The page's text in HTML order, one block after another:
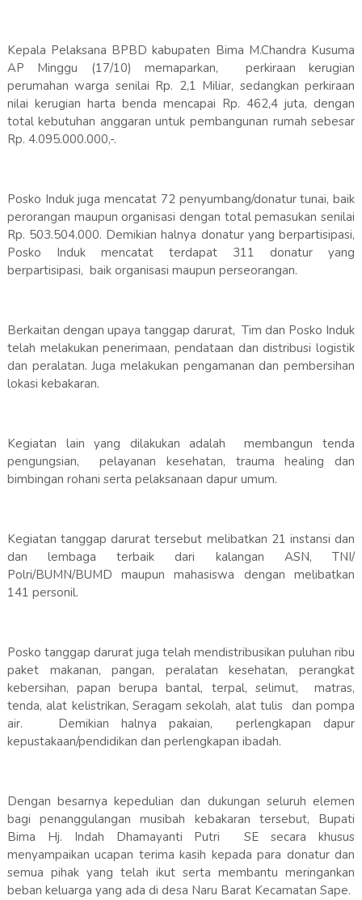
Kepala Pelaksana BPBD kabupaten Bima M.Chandra Kusuma
AP Minggu (17/10) memaparkan, perkiraan kerugian
perumahan warga senilai Rp. 2,1 Miliar, sedangkan perkiraan
nilai kerugian harta benda mencapai Rp. 462,4 juta, dengan
total kebutuhan anggaran untuk pembangunan rumah sebesar
Rp. 4.095.000.000,-.
Posko Induk juga mencatat 72 penyumbang/donatur tunai, baik
perorangan maupun organisasi dengan total pemasukan senilai
Rp. 503.504.000. Demikian halnya donatur yang berpartisipasi,
Posko Induk mencatat terdapat 311 donatur yang
berpartisipasi, baik organisasi maupun perseorangan.
Berkaitan dengan upaya tanggap darurat, Tim dan Posko Induk
telah melakukan penerimaan, pendataan dan distribusi logistik
dan peralatan. Juga melakukan pengamanan dan pembersihan
lokasi kebakaran.
Kegiatan lain yang dilakukan adalah membangun tenda
pengungsian, pelayanan kesehatan, trauma healing dan
bimbingan rohani serta pelaksanaan dapur umum.
Kegiatan tanggap darurat tersebut melibatkan 21 instansi dan
dan lembaga terbaik dari kalangan ASN, TNI/
Polri/BUMN/BUMD maupun mahasiswa dengan melibatkan
141 personil.
Posko tanggap darurat juga telah mendistribusikan puluhan ribu
paket makanan, pangan, peralatan kesehatan, perangkat
kebersihan, papan berupa bantal, terpal, selimut, matras,
tenda, alat kelistrikan, Seragam sekolah, alat tulis dan pompa
air. Demikian halnya pakaian, perlengkapan dapur
kepustakaan/pendidikan dan perlengkapan ibadah.
Dengan besarnya kepedulian dan dukungan seluruh elemen
bagi penanggulangan musibah kebakaran tersebut, Bupati
Bima Hj. Indah Dhamayanti Putri SE secara khusus
menyampaikan ucapan terima kasih kepada para donatur dan
semua pihak yang telah ikut serta membantu meringankan
beban keluarga yang ada di desa Naru Barat Kecamatan Sape.